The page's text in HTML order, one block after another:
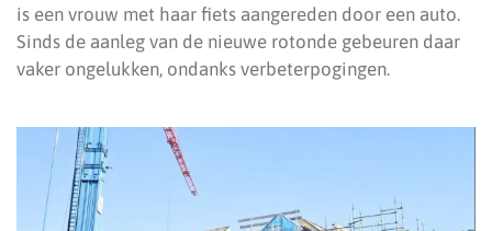
is een vrouw met haar fiets aangereden door een auto.
Sinds de aanleg van de nieuwe rotonde gebeuren daar
vaker ongelukken, ondanks verbeterpogingen.